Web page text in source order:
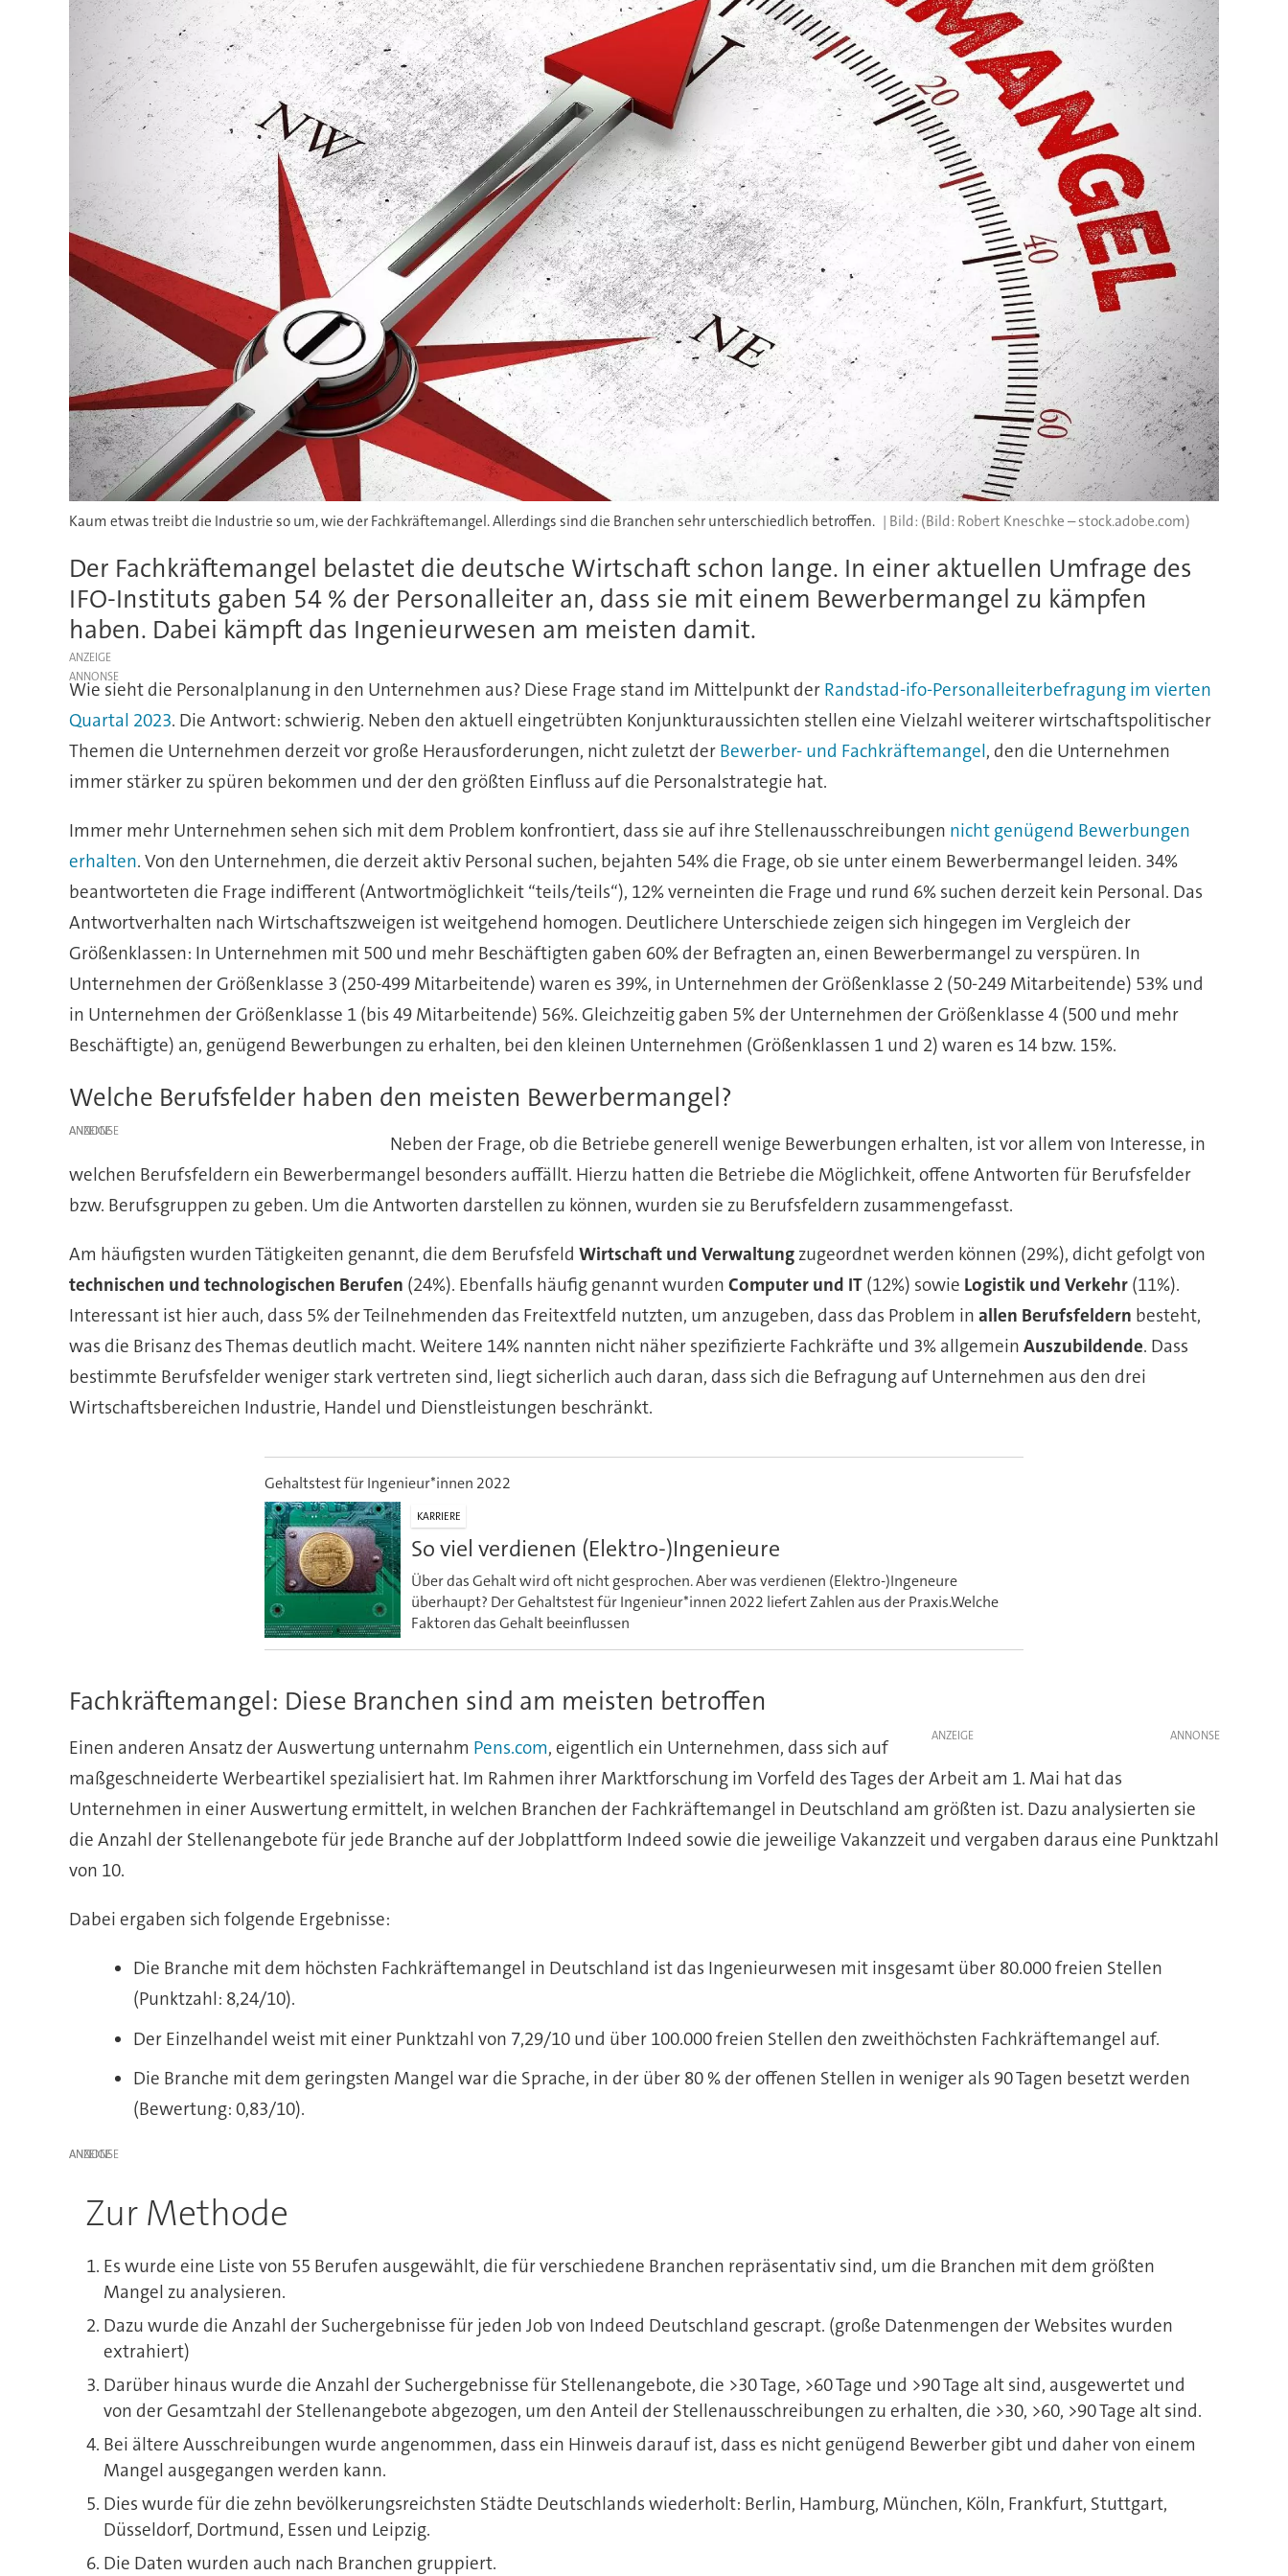
Kaum etwas treibt die Industrie so um, wie der Fachkräftemangel. Allerdings sind die Branchen sehr unterschiedlich betroffen. (Bild: Robert Kneschke – stock.adobe.com)
Der Fachkräftemangel belastet die deutsche Wirtschaft schon lange. In einer aktuellen Umfrage des
IFO-Instituts gaben 54 % der Personalleiter an, dass sie mit einem Bewerbermangel zu kämpfen
haben. Dabei kämpft das Ingenieurwesen am meisten damit.
ANZEIGE
Wie sieht die Personalplanung in den Unternehmen aus? Diese Frage stand im Mittelpunkt der Randstad-ifo-Personalleiterbefragung im vierten
Quartal 2023. Die Antwort: schwierig. Neben den aktuell eingetrübten Konjunkturaussichten stellen eine Vielzahl weiterer wirtschaftspolitischer
Themen die Unternehmen derzeit vor große Herausforderungen, nicht zuletzt der Bewerber- und Fachkräftemangel, den die Unternehmen
immer stärker zu spüren bekommen und der den größten Einfluss auf die Personalstrategie hat.
Immer mehr Unternehmen sehen sich mit dem Problem konfrontiert, dass sie auf ihre Stellenausschreibungen nicht genügend Bewerbungen
erhalten. Von den Unternehmen, die derzeit aktiv Personal suchen, bejahten 54% die Frage, ob sie unter einem Bewerbermangel leiden. 34%
beantworteten die Frage indifferent (Antwortmöglichkeit “teils/teils“), 12% verneinten die Frage und rund 6% suchen derzeit kein Personal. Das
Antwortverhalten nach Wirtschaftszweigen ist weitgehend homogen. Deutlichere Unterschiede zeigen sich hingegen im Vergleich der
Größenklassen: In Unternehmen mit 500 und mehr Beschäftigten gaben 60% der Befragten an, einen Bewerbermangel zu verspüren. In
Unternehmen der Größenklasse 3 (250-499 Mitarbeitende) waren es 39%, in Unternehmen der Größenklasse 2 (50-249 Mitarbeitende) 53% und
in Unternehmen der Größenklasse 1 (bis 49 Mitarbeitende) 56%. Gleichzeitig gaben 5% der Unternehmen der Größenklasse 4 (500 und mehr
Beschäftigte) an, genügend Bewerbungen zu erhalten, bei den kleinen Unternehmen (Größenklassen 1 und 2) waren es 14 bzw. 15%.
Welche Berufsfelder haben den meisten Bewerbermangel?
ANZEIGE
Neben der Frage, ob die Betriebe generell wenige Bewerbungen erhalten, ist vor allem von Interesse, in
welchen Berufsfeldern ein Bewerbermangel besonders auffällt. Hierzu hatten die Betriebe die Möglichkeit, offene Antworten für Berufsfelder
bzw. Berufsgruppen zu geben. Um die Antworten darstellen zu können, wurden sie zu Berufsfeldern zusammengefasst.
Am häufigsten wurden Tätigkeiten genannt, die dem Berufsfeld Wirtschaft und Verwaltungzugeordnet werden können (29%), dicht gefolgt von
technischen und technologischen Berufen (24%). Ebenfalls häufig genannt wurden Computer und IT (12%) sowie Logistik und Verkehr(11%).
Interessant ist hier auch, dass 5% der Teilnehmenden das Freitextfeld nutzten, um anzugeben, dass das Problem in allen Berufsfeldern besteht,
was die Brisanz des Themas deutlich macht. Weitere 14% nannten nicht näher spezifizierte Fachkräfte und 3% allgemein Auszubildende. Dass
bestimmte Berufsfelder weniger stark vertreten sind, liegt sicherlich auch daran, dass sich die Befragung auf Unternehmen aus den drei
Wirtschaftsbereichen Industrie, Handel und Dienstleistungen beschränkt.
Gehaltstest für Ingenieur*innen 2022
KARRIERE
So viel verdienen (Elektro-)Ingenieure
Über das Gehalt wird oft nicht gesprochen. Aber was verdienen (Elektro-)Ingeneure
überhaupt? Der Gehaltstest für Ingenieur*innen 2022 liefert Zahlen aus der Praxis.Welche
Faktoren das Gehalt beeinflussen
Fachkräftemangel: Diese Branchen sind am meisten betroffen
ANZEIGE
Einen anderen Ansatz der Auswertung unternahm Pens.com, eigentlich ein Unternehmen, dass sich auf
maßgeschneiderte Werbeartikel spezialisiert hat. Im Rahmen ihrer Marktforschung im Vorfeld des Tages der Arbeit am 1. Mai hat das
Unternehmen in einer Auswertung ermittelt, in welchen Branchen der Fachkräftemangel in Deutschland am größten ist. Dazu analysierten sie
die Anzahl der Stellenangebote für jede Branche auf der Jobplattform Indeed sowie die jeweilige Vakanzzeit und vergaben daraus eine Punktzahl
von 10.
Dabei ergaben sich folgende Ergebnisse:
Die Branche mit dem höchsten Fachkräftemangel in Deutschland ist das Ingenieurwesen mit insgesamt über 80.000 freien Stellen
(Punktzahl: 8,24/10).
Der Einzelhandel weist mit einer Punktzahl von 7,29/10 und über 100.000 freien Stellen den zweithöchsten Fachkräftemangel auf.
Die Branche mit dem geringsten Mangel war die Sprache, in der über 80 % der offenen Stellen in weniger als 90 Tagen besetzt werden
(Bewertung: 0,83/10).
ANZEIGE
Zur Methode
Es wurde eine Liste von 55 Berufen ausgewählt, die für verschiedene Branchen repräsentativ sind, um die Branchen mit dem größten
Mangel zu analysieren.
Dazu wurde die Anzahl der Suchergebnisse für jeden Job von Indeed Deutschland gescrapt. (große Datenmengen der Websites wurden
extrahiert)
Darüber hinaus wurde die Anzahl der Suchergebnisse für Stellenangebote, die >30 Tage, >60 Tage und >90 Tage alt sind, ausgewertet und
von der Gesamtzahl der Stellenangebote abgezogen, um den Anteil der Stellenausschreibungen zu erhalten, die >30, >60, >90 Tage alt sind.
Bei ältere Ausschreibungen wurde angenommen, dass ein Hinweis darauf ist, dass es nicht genügend Bewerber gibt und daher von einem
Mangel ausgegangen werden kann.
Dies wurde für die zehn bevölkerungsreichsten Städte Deutschlands wiederholt: Berlin, Hamburg, München, Köln, Frankfurt, Stuttgart,
Düsseldorf, Dortmund, Essen und Leipzig.
Die Daten wurden auch nach Branchen gruppiert.